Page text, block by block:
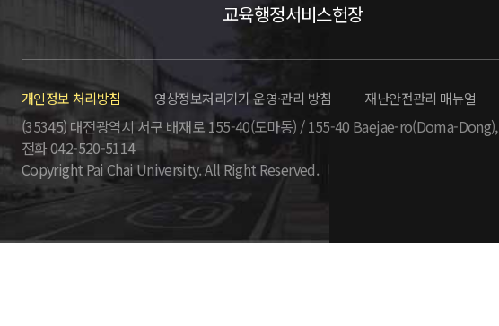
교육행정서비스헌장
개인정보 처리방침 영상정보처리기기 운영·관리 방침 재난안전관리 매뉴얼
(35345) 대전광역시 서구 배재로 155-40(도마동) / 155-40 Baejae-ro(Doma-Dong),
전화 042-520-5114
Copyright Pai Chai University. All Right Reserved.